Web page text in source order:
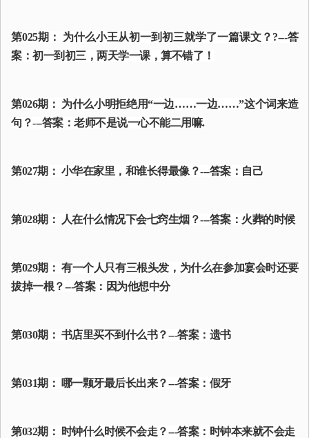
第025期： 为什么小王从初一到初三就学了一篇课文？?---答
案：初一到初三，两天学一课，算不错了！
第026期： 为什么小明拒绝用“一边……一边……”这个词来造
句？---答案：老师不是说一心不能二用嘛.
第027期： 小华在家里，和谁长得最像？---答案：自己
第028期： 人在什么情况下会七窍生烟？---答案：火葬的时候
第029期： 有一个人只有三根头发，为什么在参加宴会时还要
拔掉一根？---答案：因为他想中分
第030期： 书店里买不到什么书？---答案：遗书
第031期： 哪一颗牙最后长出来？---答案：假牙
第032期： 时钟什么时候不会走？---答案：时钟本来就不会走